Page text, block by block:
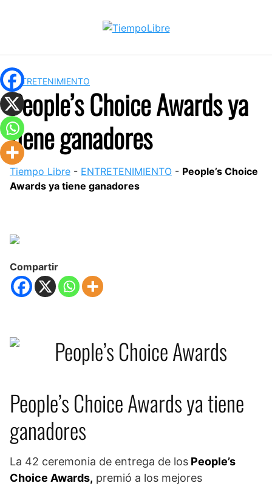
ENTRETENIMIENTO
People’s Choice Awards ya
tiene ganadores
Tiempo Libre - ENTRETENIMIENTO - People’s Choice
Awards ya tiene ganadores
Compartir
People’s Choice Awards ya tiene
ganadores
La 42 ceremonia de entrega de los People’s
Choice Awards, premió a los mejores